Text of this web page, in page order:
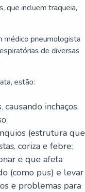
que incluem traqueia,
médico pneumologista
de diversas
estão:
causando inchaços,
(estrutura que
coriza e febre;
e que afeta
(como pus) e levar
e problemas para